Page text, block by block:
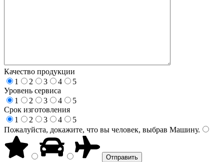
Качество продукции
1
2 3 4
5
Уровень сервиса
1
2 3 4
5
Срок изготовления
1
2 3 4
5
Пожалуйста, докажите, что вы человек, выбрав Машину.